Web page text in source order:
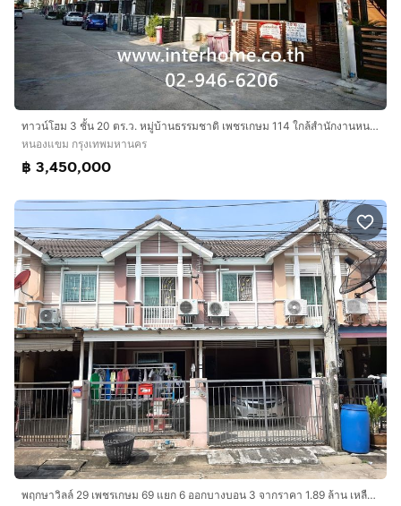
ทาวน์โฮม 3 ชั้น 20 ตร.ว. หมู่บ้านธรรมชาติ เพชรเกษม 114 ใกล้สำนักงานหนองแขม ซอยเพชรเกษม114 ถนนเพชรเกษม ถนนพุทธมณฑล เขตหนองแขม กรุงเทพมหานคร
หนองแขม กรุงเทพมหานคร
฿ 3,450,000
พฤกษาวิลล์ 29 เพชรเกษม 69 แยก 6 ออกบางบอน 3 จากราคา 1.89 ล้าน เหลือเพียง 1.69 ล้าน ลดจริง 200,000 บาท 19.7 ตารางวา 085 0732541